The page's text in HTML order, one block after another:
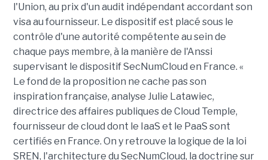
l'Union, au prix d'un audit indépendant accordant son
visa au fournisseur. Le dispositif est placé sous le
contrôle d'une autorité compétente au sein de
chaque pays membre, à la manière de l'Anssi
supervisant le dispositif SecNumCloud en France. «
Le fond de la proposition ne cache pas son
inspiration française, analyse Julie Latawiec,
directrice des affaires publiques de Cloud Temple,
fournisseur de cloud dont le IaaS et le PaaS sont
certifiés en France. On y retrouve la logique de la loi
SREN, l'architecture du SecNumCloud, la doctrine sur